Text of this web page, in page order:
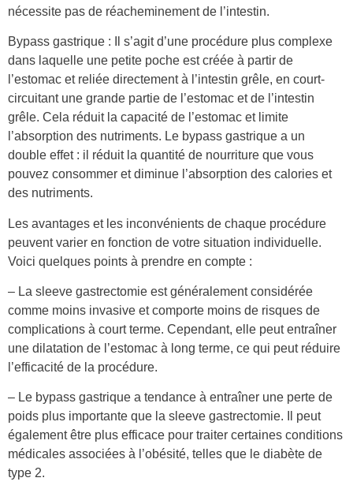
nécessite pas de réacheminement de l’intestin.
Bypass gastrique : Il s’agit d’une procédure plus complexe
dans laquelle une petite poche est créée à partir de
l’estomac et reliée directement à l’intestin grêle, en court-
circuitant une grande partie de l’estomac et de l’intestin
grêle. Cela réduit la capacité de l’estomac et limite
l’absorption des nutriments. Le bypass gastrique a un
double effet : il réduit la quantité de nourriture que vous
pouvez consommer et diminue l’absorption des calories et
des nutriments.
Les avantages et les inconvénients de chaque procédure
peuvent varier en fonction de votre situation individuelle.
Voici quelques points à prendre en compte :
– La sleeve gastrectomie est généralement considérée
comme moins invasive et comporte moins de risques de
complications à court terme. Cependant, elle peut entraîner
une dilatation de l’estomac à long terme, ce qui peut réduire
l’efficacité de la procédure.
– Le bypass gastrique a tendance à entraîner une perte de
poids plus importante que la sleeve gastrectomie. Il peut
également être plus efficace pour traiter certaines conditions
médicales associées à l’obésité, telles que le diabète de
type 2.